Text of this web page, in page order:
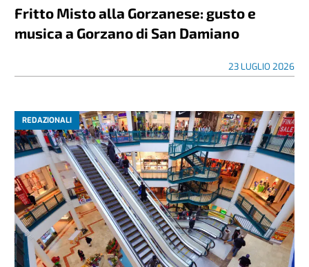
Fritto Misto alla Gorzanese: gusto e
musica a Gorzano di San Damiano
23 LUGLIO 2026
REDAZIONALI